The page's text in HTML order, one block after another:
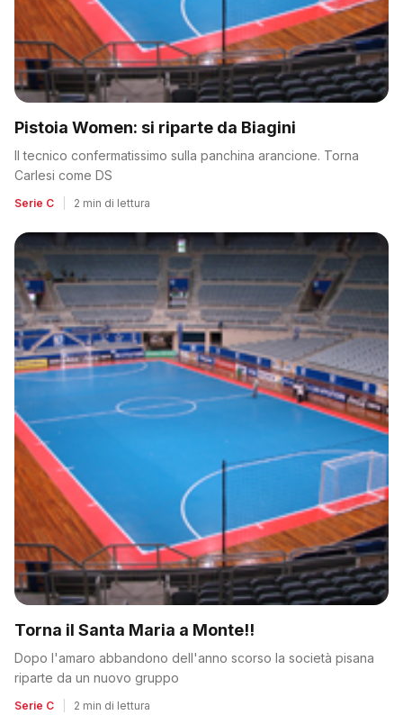
Pistoia Women: si riparte da Biagini
Il tecnico confermatissimo sulla panchina arancione. Torna
Carlesi come DS
Serie C 2 min di lettura
Torna il Santa Maria a Monte!!
Dopo l'amaro abbandono dell'anno scorso la società pisana
riparte da un nuovo gruppo
Serie C 2 min di lettura